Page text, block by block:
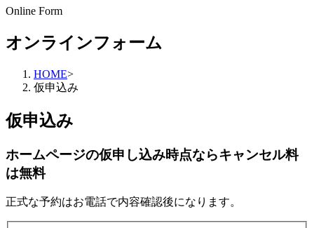
Online Form
オンラインフォーム
HOME>
仮申込み
仮申込み
ホームページの仮申し込み時点ならキャンセル料
は無料
正式な予約はお電話で内容確認後になります。